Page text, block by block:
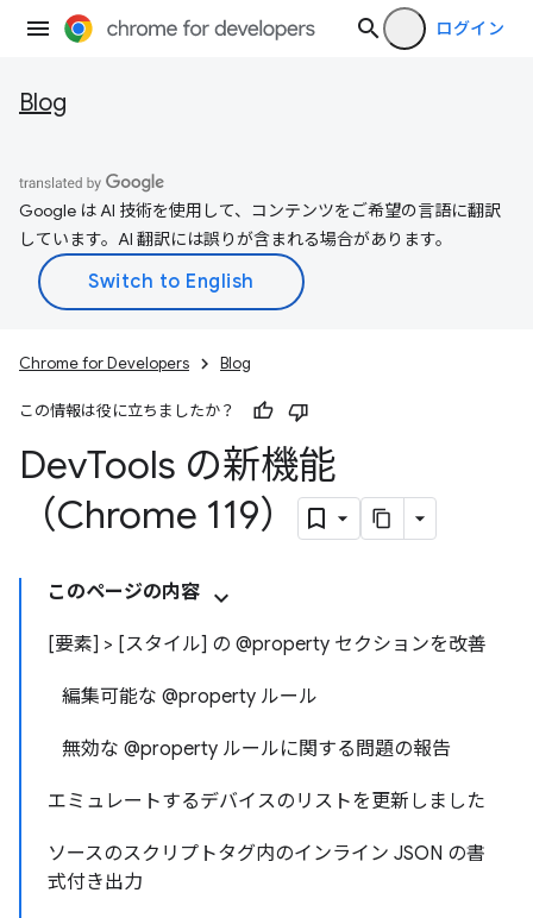
ログイン
Blog
Google は AI 技術を使用して、コンテンツをご希望の言語に翻訳
しています。AI 翻訳には誤りが含まれる場合があります。
Chrome for Developers Blog
この情報は役に立ちましたか？
DevTools の新機能
（Chrome 119）
このページの内容
[要素] > [スタイル] の @property セクションを改善
編集可能な @property ルール
無効な @property ルールに関する問題の報告
エミュレートするデバイスのリストを更新しました
ソースのスクリプトタグ内のインライン JSON の書
式付き出力